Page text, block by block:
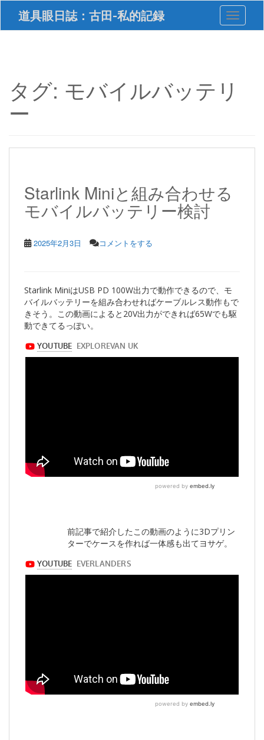
i
道具眼日誌：古田-私的記録 Toggle
タグ: モバイルバッテリ
ー
Starlink Miniと組み合わせる
モバイルバッテリー検討
2025年2月3日 コメントをする
Starlink MiniはUSB PD 100W出力で動作できるので、モ
バイルバッテリーを組み合わせればケーブルレス動作もで
きそう。この動画によると20V出力ができれば65Wでも駆
動できてるっぽい。
前記事で紹介したこの動画のように3Dプリン
ターでケースを作れば一体感も出てヨサゲ。